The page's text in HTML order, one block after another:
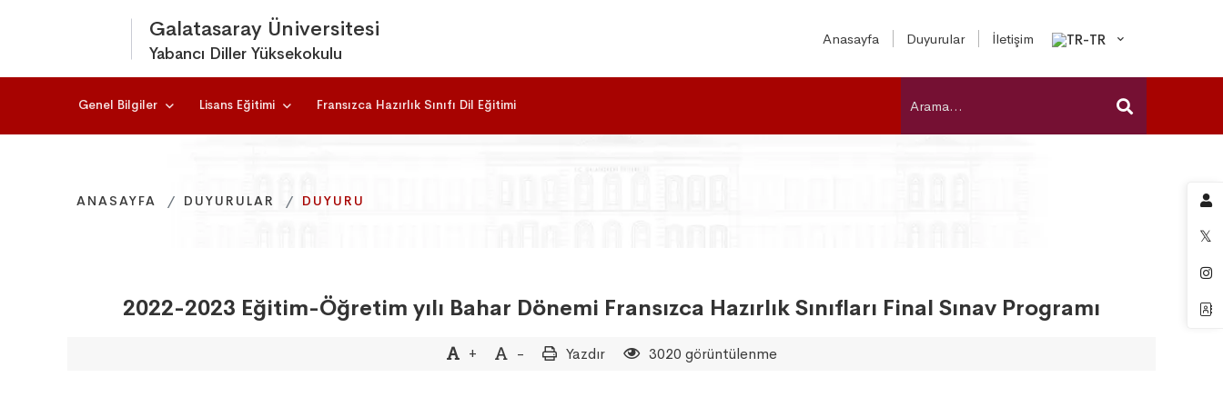
Galatasaray Üniversitesi
Yabancı Diller Yüksekokulu
Anasayfa Duyurular İletişim
Genel Bilgiler Lisans Eğitimi Fransızca Hazırlık Sınıfı Dil Eğitimi
ANASAYFA DUYURULAR DUYURU
ANASAYFA DUYURULAR DUYURU
ANASAYFA DUYURULAR DUYURU
2022-2023 Eğitim-Öğretim yılı Bahar Dönemi Fransızca Hazırlık Sınıfları Final Sınav Programı
+ - Yazdır 3020 görüntülenme